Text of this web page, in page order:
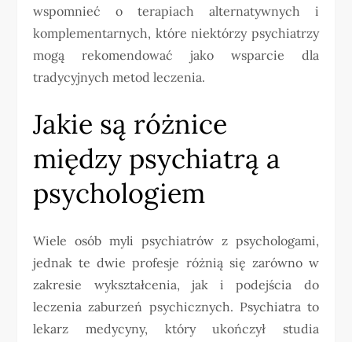
wspomnieć o terapiach alternatywnych i
komplementarnych, które niektórzy psychiatrzy
mogą rekomendować jako wsparcie dla
tradycyjnych metod leczenia.
Jakie są różnice
między psychiatrą a
psychologiem
Wiele osób myli psychiatrów z psychologami,
jednak te dwie profesje różnią się zarówno w
zakresie wykształcenia, jak i podejścia do
leczenia zaburzeń psychicznych. Psychiatra to
lekarz medycyny, który ukończył studia